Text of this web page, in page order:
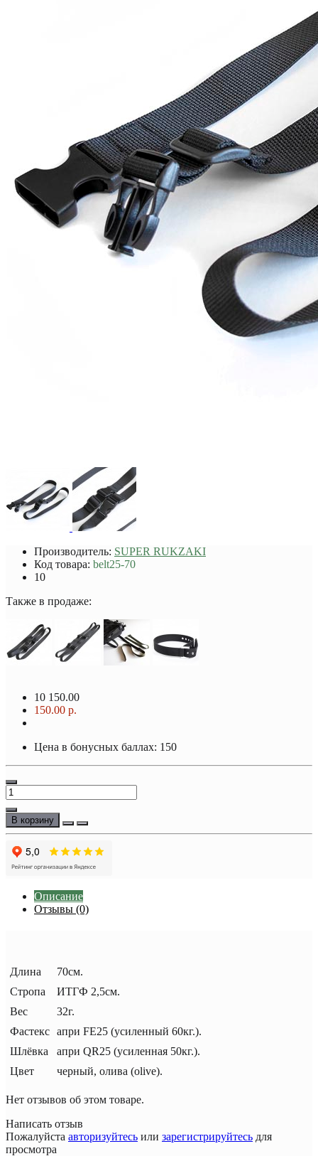
Производитель: SUPER RUKZAKI
Код товара: belt25-70
10
Также в продаже:
10 150.00
150.00 р.
Цена в бонусных баллах: 150
В корзину
Описание
Отзывы (0)
Длина
70см.
Стропа
ИТГФ 2,5см.
Вес
32г.
Фастекс апри FE25 (усиленный 60кг.).
Шлёвка
апри QR25 (усиленная 50кг.).
Цвет
черный, олива (olive).
Нет отзывов об этом товаре.
Написать отзыв
Пожалуйста авторизуйтесь или зарегистрируйтесь для
просмотра